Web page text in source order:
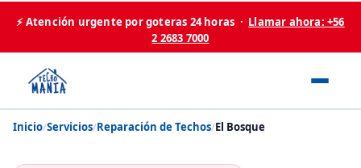
⚡ Atención urgente por goteras 24 horas · Llamar ahora: +56
2 2683 7000
Inicio/Servicios/Reparación de Techos/El Bosque